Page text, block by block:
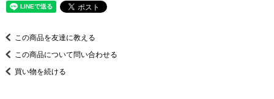
この商品を友達に教える
この商品について問い合わせる
買い物を続ける